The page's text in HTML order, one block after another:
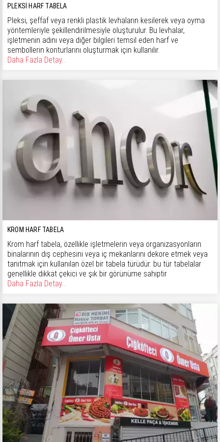
PLEKSI HARF TABELA
Pleksi, şeffaf veya renkli plastik levhaların kesilerek veya oyma
yöntemleriyle şekillendirilmesiyle oluşturulur. Bu levhalar,
işletmenin adını veya diğer bilgileri temsil eden harf ve
sembollerin konturlarını oluşturmak için kullanılır.
Daha Fazla Detay...
KROM HARF TABELA
Krom harf tabela, özellikle işletmelerin veya organizasyonların
binalarının dış cephesini veya iç mekanlarını dekore etmek veya
tanıtmak için kullanılan özel bir tabela türüdür. bu tür tabelalar
genellikle dikkat çekici ve şık bir görünüme sahiptir
Daha Fazla Detay...